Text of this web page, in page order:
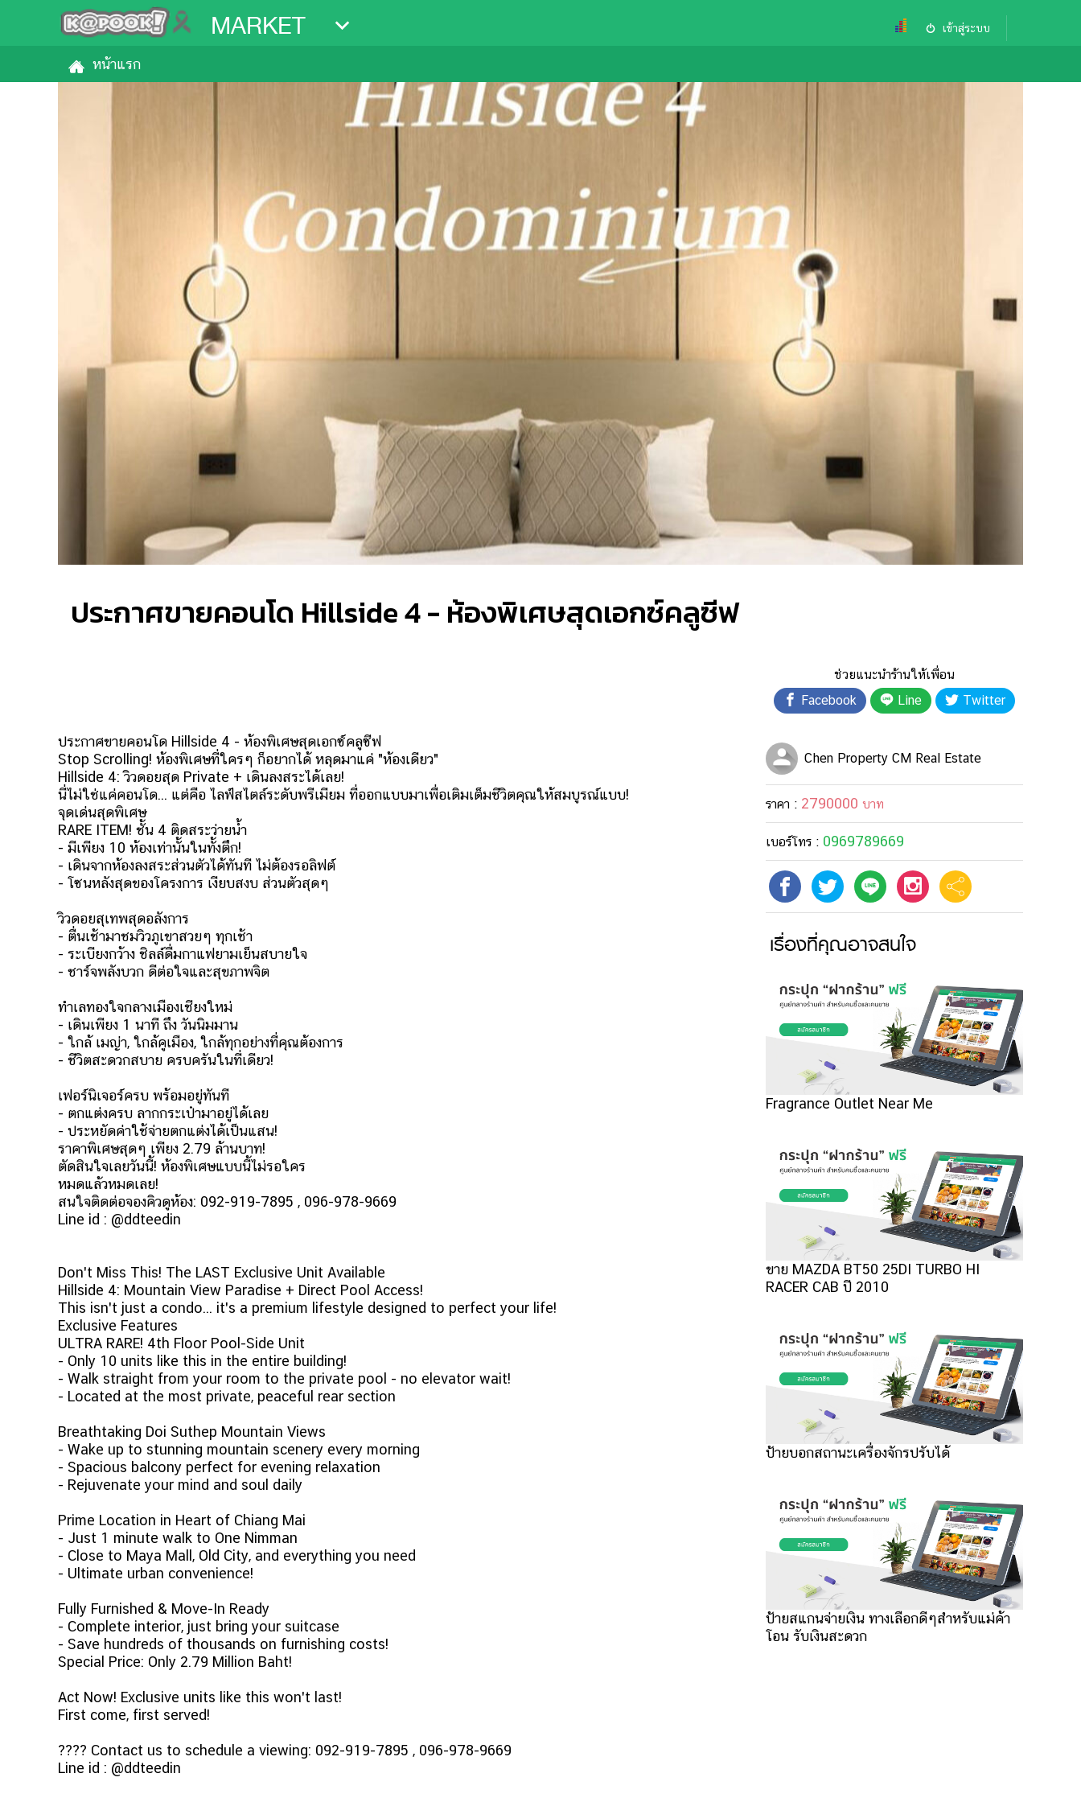
MARKET เข้าสู่ระบบ
หน้าแรก
ประกาศขายคอนโด Hillside 4 - ห้องพิเศษสุดเอกซ์คลูซีฟ
ช่วยแนะนำร้านให้เพื่อน
Facebook
Line Twitter
ประกาศขายคอนโด Hillside 4 - ห้องพิเศษสุดเอกซ์คลูซีฟ
Stop Scrolling! ห้องพิเศษที่ใครๆ ก็อยากได้ หลุดมาแค่ "ห้องเดียว"
Hillside 4: วิวดอยสุด Private + เดินลงสระได้เลย!
นี่ไม่ใช่แค่คอนโด... แต่คือ ไลฟ์สไตล์ระดับพรีเมียม ที่ออกแบบมาเพื่อเติมเต็มชีวิตคุณให้สมบูรณ์แบบ!
จุดเด่นสุดพิเศษ
RARE ITEM! ชั้น 4 ติดสระว่ายน้ำ
- มีเพียง 10 ห้องเท่านั้นในทั้งตึก!
- เดินจากห้องลงสระส่วนตัวได้ทันที ไม่ต้องรอลิฟต์
- โซนหลังสุดของโครงการ เงียบสงบ ส่วนตัวสุดๆ
วิวดอยสุเทพสุดอลังการ
- ตื่นเช้ามาชมวิวภูเขาสวยๆ ทุกเช้า
- ระเบียงกว้าง ชิลล์ดื่มกาแฟยามเย็นสบายใจ
- ชาร์จพลังบวก ดีต่อใจและสุขภาพจิต
ทำเลทองใจกลางเมืองเชียงใหม่
- เดินเพียง 1 นาที ถึง วันนิมมาน
- ใกล้ เมญ่า, ใกล้คูเมือง, ใกล้ทุกอย่างที่คุณต้องการ
- ชีวิตสะดวกสบาย ครบครันในที่เดียว!
เฟอร์นิเจอร์ครบ พร้อมอยู่ทันที
- ตกแต่งครบ ลากกระเป๋ามาอยู่ได้เลย
- ประหยัดค่าใช้จ่ายตกแต่งได้เป็นแสน!
ราคาพิเศษสุดๆ เพียง 2.79 ล้านบาท!
ตัดสินใจเลยวันนี้! ห้องพิเศษแบบนี้ไม่รอใคร
หมดแล้วหมดเลย!
สนใจติดต่อจองคิวดูห้อง: 092-919-7895 , 096-978-9669
Line id : @ddteedin
Don't Miss This! The LAST Exclusive Unit Available
Hillside 4: Mountain View Paradise + Direct Pool Access!
This isn't just a condo... it's a premium lifestyle designed to perfect your life!
Exclusive Features
ULTRA RARE! 4th Floor Pool-Side Unit
- Only 10 units like this in the entire building!
- Walk straight from your room to the private pool - no elevator wait!
- Located at the most private, peaceful rear section
Breathtaking Doi Suthep Mountain Views
- Wake up to stunning mountain scenery every morning
- Spacious balcony perfect for evening relaxation
- Rejuvenate your mind and soul daily
Prime Location in Heart of Chiang Mai
- Just 1 minute walk to One Nimman
- Close to Maya Mall, Old City, and everything you need
- Ultimate urban convenience!
Fully Furnished & Move-In Ready
- Complete interior, just bring your suitcase
- Save hundreds of thousands on furnishing costs!
Special Price: Only 2.79 Million Baht!
Act Now! Exclusive units like this won't last!
First come, first served!
???? Contact us to schedule a viewing: 092-919-7895 , 096-978-9669
Line id : @ddteedin
Chen Property CM Real Estate
ราคา : 2790000 บาท
เบอร์โทร : 0969789669
เรื่องที่คุณอาจสนใจ
Fragrance Outlet Near Me
ขาย MAZDA BT50 25DI TURBO HI
RACER CAB ปี 2010
ป้ายบอกสถานะเครื่องจักรปรับได้
ป้ายสแกนจ่ายเงิน ทางเลือกดีๆสำหรับแม่ค้า
โอน รับเงินสะดวก